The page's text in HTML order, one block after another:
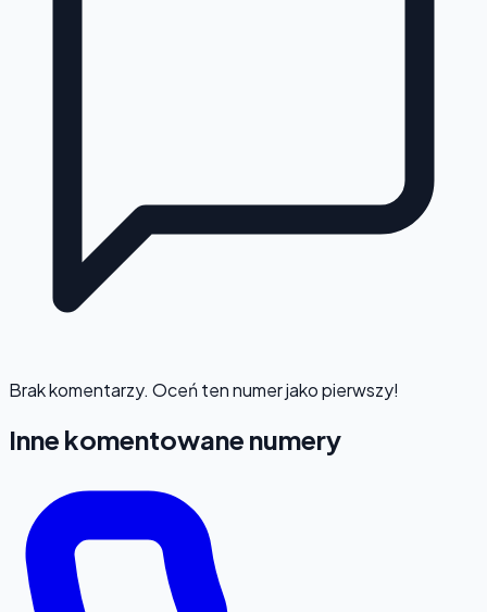
Brak komentarzy. Oceń ten numer jako pierwszy!
Inne komentowane numery